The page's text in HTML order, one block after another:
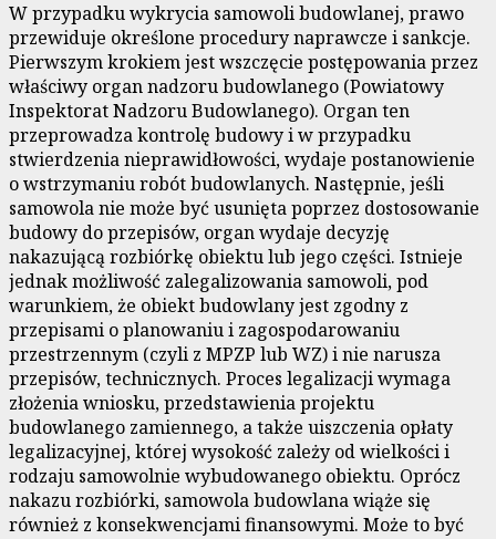
W przypadku wykrycia samowoli budowlanej, prawo
przewiduje określone procedury naprawcze i sankcje.
Pierwszym krokiem jest wszczęcie postępowania przez
właściwy organ nadzoru budowlanego (Powiatowy
Inspektorat Nadzoru Budowlanego). Organ ten
przeprowadza kontrolę budowy i w przypadku
stwierdzenia nieprawidłowości, wydaje postanowienie
o wstrzymaniu robót budowlanych. Następnie, jeśli
samowola nie może być usunięta poprzez dostosowanie
budowy do przepisów, organ wydaje decyzję
nakazującą rozbiórkę obiektu lub jego części. Istnieje
jednak możliwość zalegalizowania samowoli, pod
warunkiem, że obiekt budowlany jest zgodny z
przepisami o planowaniu i zagospodarowaniu
przestrzennym (czyli z MPZP lub WZ) i nie narusza
przepisów, technicznych. Proces legalizacji wymaga
złożenia wniosku, przedstawienia projektu
budowlanego zamiennego, a także uiszczenia opłaty
legalizacyjnej, której wysokość zależy od wielkości i
rodzaju samowolnie wybudowanego obiektu. Oprócz
nakazu rozbiórki, samowola budowlana wiąże się
również z konsekwencjami finansowymi. Może to być